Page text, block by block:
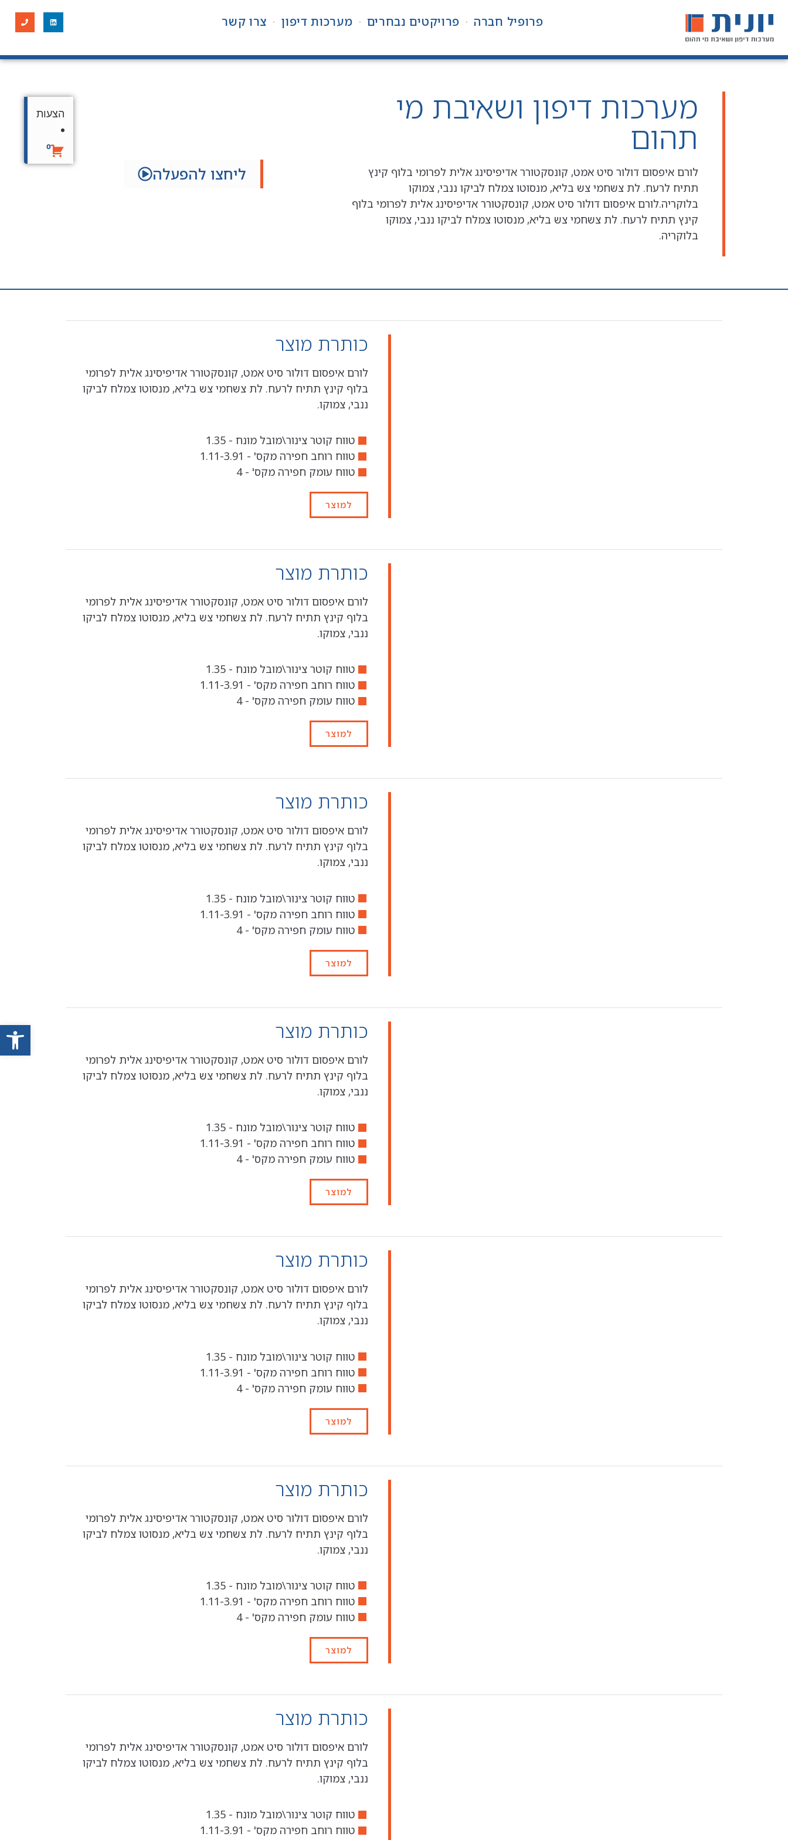
פרופיל חברה פרויקטים נבחרים מערכות דיפון צרו קשר
הצעות
0
מערכות דיפון ושאיבת מי
תהום
לורם איפסום דולור סיט אמט, קונסקטורר אדיפיסינג אלית לפרומי בלוף קינץ
תתיח לרעח. לת צשחמי צש בליא, מנסוטו צמלח לביקו ננבי, צמוקו
בלוקריה.לורם איפסום דולור סיט אמט, קונסקטורר אדיפיסינג אלית לפרומי בלוף
קינץ תתיח לרעח. לת צשחמי צש בליא, מנסוטו צמלח לביקו ננבי, צמוקו
בלוקריה.
ליחצו להפעלה
כותרת מוצר
לורם איפסום דולור סיט אמט, קונסקטורר אדיפיסינג אלית לפרומי
בלוף קינץ תתיח לרעח. לת צשחמי צש בליא, מנסוטו צמלח לביקו
ננבי, צמוקו.
טווח קוטר צינור\מובל מונח - 1.35
טווח רוחב חפירה מקס' - 1.11-3.91
טווח עומק חפירה מקס' - 4
למוצר
כותרת מוצר
לורם איפסום דולור סיט אמט, קונסקטורר אדיפיסינג אלית לפרומי
בלוף קינץ תתיח לרעח. לת צשחמי צש בליא, מנסוטו צמלח לביקו
ננבי, צמוקו.
טווח קוטר צינור\מובל מונח - 1.35
טווח רוחב חפירה מקס' - 1.11-3.91
טווח עומק חפירה מקס' - 4
למוצר
כותרת מוצר
לורם איפסום דולור סיט אמט, קונסקטורר אדיפיסינג אלית לפרומי
בלוף קינץ תתיח לרעח. לת צשחמי צש בליא, מנסוטו צמלח לביקו
ננבי, צמוקו.
טווח קוטר צינור\מובל מונח - 1.35
טווח רוחב חפירה מקס' - 1.11-3.91
טווח עומק חפירה מקס' - 4
למוצר
כותרת מוצר
לורם איפסום דולור סיט אמט, קונסקטורר אדיפיסינג אלית לפרומי
בלוף קינץ תתיח לרעח. לת צשחמי צש בליא, מנסוטו צמלח לביקו
ננבי, צמוקו.
טווח קוטר צינור\מובל מונח - 1.35
טווח רוחב חפירה מקס' - 1.11-3.91
טווח עומק חפירה מקס' - 4
למוצר
כותרת מוצר
לורם איפסום דולור סיט אמט, קונסקטורר אדיפיסינג אלית לפרומי
בלוף קינץ תתיח לרעח. לת צשחמי צש בליא, מנסוטו צמלח לביקו
ננבי, צמוקו.
טווח קוטר צינור\מובל מונח - 1.35
טווח רוחב חפירה מקס' - 1.11-3.91
טווח עומק חפירה מקס' - 4
למוצר
כותרת מוצר
לורם איפסום דולור סיט אמט, קונסקטורר אדיפיסינג אלית לפרומי
בלוף קינץ תתיח לרעח. לת צשחמי צש בליא, מנסוטו צמלח לביקו
ננבי, צמוקו.
טווח קוטר צינור\מובל מונח - 1.35
טווח רוחב חפירה מקס' - 1.11-3.91
טווח עומק חפירה מקס' - 4
למוצר
כותרת מוצר
לורם איפסום דולור סיט אמט, קונסקטורר אדיפיסינג אלית לפרומי
בלוף קינץ תתיח לרעח. לת צשחמי צש בליא, מנסוטו צמלח לביקו
ננבי, צמוקו.
טווח קוטר צינור\מובל מונח - 1.35
טווח רוחב חפירה מקס' - 1.11-3.91
פתח